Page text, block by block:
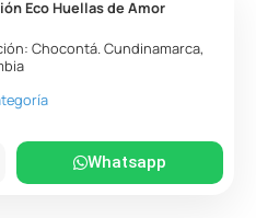
Eco Huellas de Amor
Chocontá.Cundinamarca,
Whatsapp